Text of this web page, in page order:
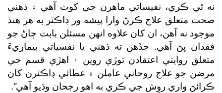
نه ٿي ڪري، نفيساتي ماهرن جي کوٽ آهي ۽ ذهني
صحت متعلق علاج ڪرڻ وارا پيشه ور ڊاڪٽر به هر هنڌ
موجود نه آهن، ان کان علاوه انهن مسئلن بابت ڄاڻ جو
فقدان پڻ آهي. جڏهن ته ذهني يا نفسياتي بيماريءَ
متعلق روايتي اعتقادن توڙي روين ۽ اهڙي قسم جي
مرضن جو علاج روحاني عاملن ۽ عطائي ڊاڪٽرن کان
ڪرائڻ واري روِش جي ڪري به اهو رجحان وڌيو آهي“.